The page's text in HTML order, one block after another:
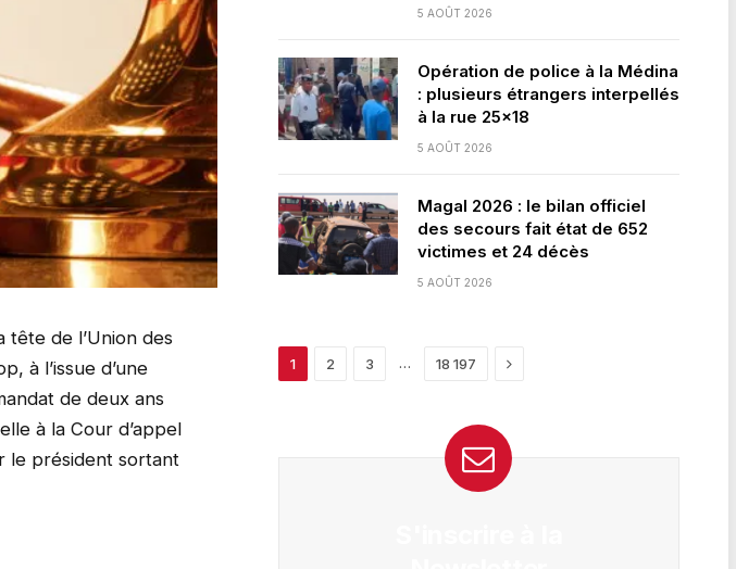
tête de l’Union des
à l’issue d’une
de deux ans
à la Cour d’appel
le président sortant
5 AOÛT 2026
Opération de police à la Médina
: plusieurs étrangers interpellés
à la rue 25×18
5 AOÛT 2026
Magal 2026 : le bilan officiel
des secours fait état de 652
victimes et 24 décès
5 AOÛT 2026
1 2 3 … 18 197 Next